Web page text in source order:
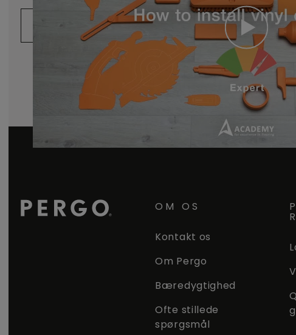
NEJ
OM OS
Kontakt os
Om Pergo
Bæredygtighed
Ofte stillede
spørgsmål
R